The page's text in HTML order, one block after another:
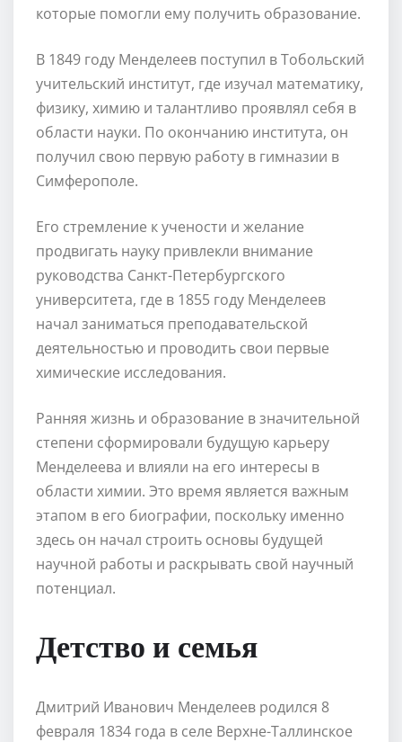
которые помогли ему получить образование.
В 1849 году Менделеев поступил в Тобольский
учительский институт, где изучал математику,
физику, химию и талантливо проявлял себя в
области науки. По окончанию института, он
получил свою первую работу в гимназии в
Симферополе.
Его стремление к учености и желание
продвигать науку привлекли внимание
руководства Санкт-Петербургского
университета, где в 1855 году Менделеев
начал заниматься преподавательской
деятельностью и проводить свои первые
химические исследования.
Ранняя жизнь и образование в значительной
степени сформировали будущую карьеру
Менделеева и влияли на его интересы в
области химии. Это время является важным
этапом в его биографии, поскольку именно
здесь он начал строить основы будущей
научной работы и раскрывать свой научный
потенциал.
Детство и семья
Дмитрий Иванович Менделеев родился 8
февраля 1834 года в селе Верхне-Таллинское